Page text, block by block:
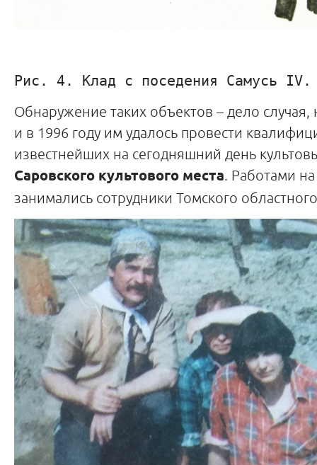
Рис. 4. Клад с поседения Самусь IV.
Обнаружение таких объектов – дело
и в 1996 году им удалось провести
известнейших на сегодняшний день
Саровского культового места. Работами
занимались сотрудники Томского